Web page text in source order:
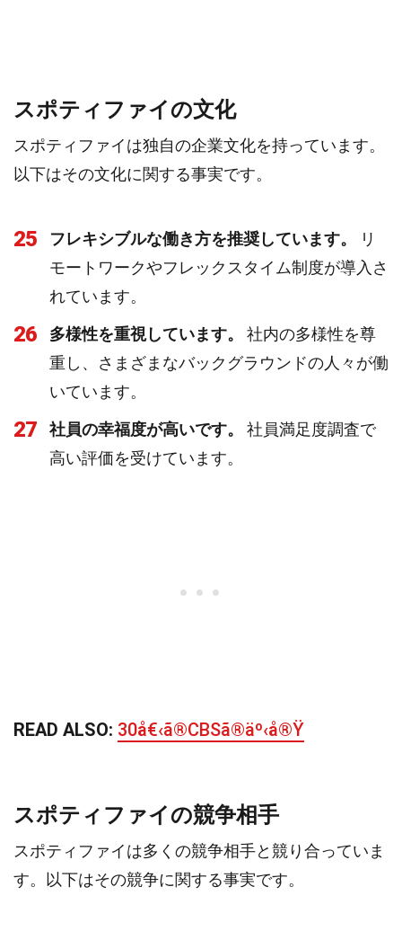
スポティファイの文化
スポティファイは独自の企業文化を持っています。
以下はその文化に関する事実です。
25 フレキシブルな働き方を推奨しています。
リ
モートワークやフレックスタイム制度が導入さ
れています。
26 多様性を重視しています。
社内の多様性を尊
重し、さまざまなバックグラウンドの人々が働
いています。
27 社員の幸福度が高いです。
社員満足度調査で
高い評価を受けています。
READ ALSO: 30å€‹ã®CBSã®äº‹å®Ÿ
スポティファイの競争相手
スポティファイは多くの競争相手と競り合っていま
す。以下はその競争に関する事実です。